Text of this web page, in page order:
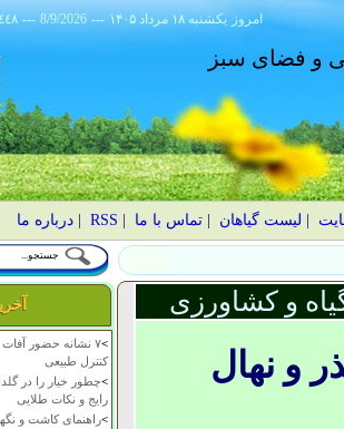
--- 8/9/2026 --- ۱۴۰۵ يکشنبه ۱۸ مرداد امروز
و فضای سبز
لیست گیاهان |تماس با ما RSS
|درباره ما
>
۷ نشانه حضور
کنترل طبیعی
>چطور خیار را در
رایج و نکات طلایی
>راهنمای کاشت و
و کشاورزی
و نهال